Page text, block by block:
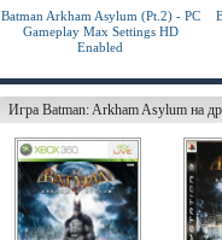
Batman Arkham Asylum (Pt.2) - PC
Gameplay Max Settings HD
Enabled
Игра Batman: Arkham Asylum на